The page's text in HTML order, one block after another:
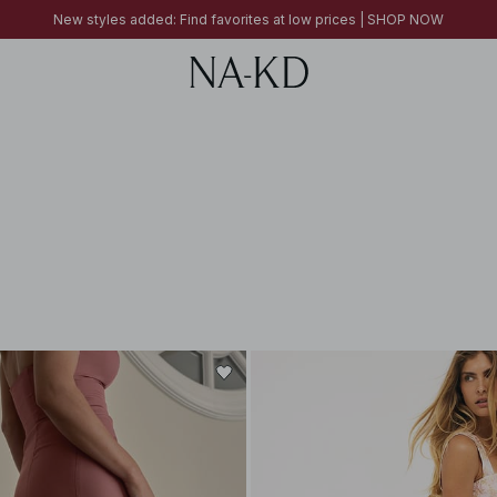
FINAL SALE | SHOP NOW
FINAL SALE | SHOP NOW
New styles added: Find favorites at low prices | SHOP NOW